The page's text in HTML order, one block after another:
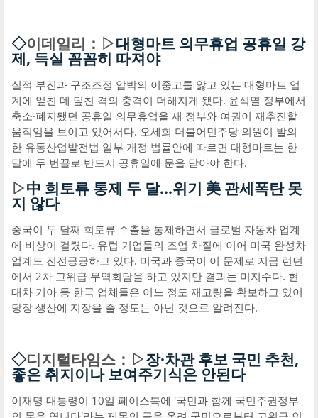
◇이데일리：▷대형마트 의무휴업 공휴일 강
제, 득실 꼼꼼히 따져야
실적 부진과 구조조정 압박의 이중고를 앓고 있는 대형마트 업
계에 엎친 데 덮친 격의 충격이 더해지게 됐다. 윤석열 정부에서
축소·폐지됐던 공휴일 의무휴업을 새 정부와 여권이 재추진할
움직임을 보이고 있어서다. 오세희 더불어민주당 의원이 발의
한 유통산업발전법 일부 개정 법률안에 따르면 대형마트는 한
달에 두 번꼴로 반드시 공휴일에 문을 닫아야 한다.
▷中 희토류 통제 두 달...위기 美 관세폭탄 못
지 않다
중국이 두 달째 희토류 수출을 통제하면서 글로벌 자동차 업계
에 비상이 걸렸다. 유럽 기업들의 조업 차질에 이어 미국 완성차
업계도 전전긍긍하고 있다. 미국과 중국이 이 문제로 지금 런던
에서 2차 고위급 무역회담을 하고 있지만 결과는 미지수다. 현
대차 기아 등 한국 업체들은 어느 정도 재고량을 확보하고 있어
당장 생산에 지장을 줄 정도는 아닌 것으로 알려진다.
◇디지털타임스：▷장·차관 후보 국민 추천,
좋은 취지이나 보여주기식은 안된다
이재명 대통령이 10일 페이스북에 '국민과 함께 국민주권정부